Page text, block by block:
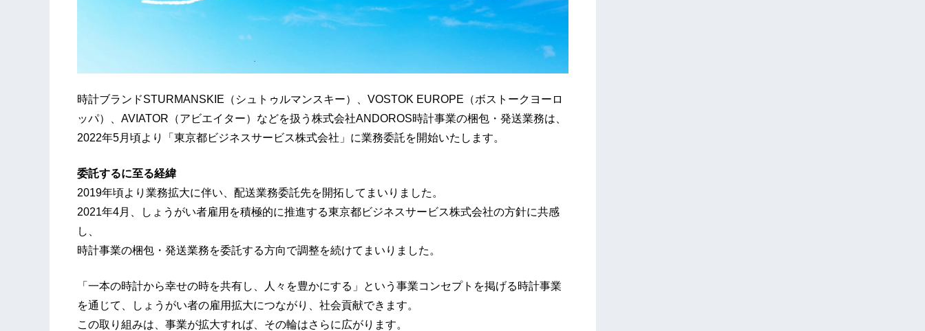
時計ブランドSTURMANSKIE（シュトゥルマンスキー）、VOSTOK EUROPE（ボストークヨーロ
ッパ）、AVIATOR（アビエイター）などを扱う株式会社ANDOROS時計事業の梱包・発送業務は、
2022年5月頃より「東京都ビジネスサービス株式会社」に業務委託を開始いたします。
委託するに至る経緯
2019年頃より業務拡大に伴い、配送業務委託先を開拓してまいりました。
2021年4月、しょうがい者雇用を積極的に推進する東京都ビジネスサービス株式会社の方針に共感
し、
時計事業の梱包・発送業務を委託する方向で調整を続けてまいりました。
「一本の時計から幸せの時を共有し、人々を豊かにする」という事業コンセプトを掲げる時計事業
を通じて、しょうがい者の雇用拡大につながり、社会貢献できます。
この取り組みは、事業が拡大すれば、その輪はさらに広がります。